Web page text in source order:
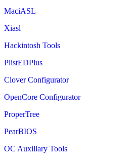
MaciASL
Xiasl
Hackintosh Tools
PlistEDPlus
Clover Configurator
OpenCore Configurator
ProperTree
PearBIOS
OC Auxiliary Tools